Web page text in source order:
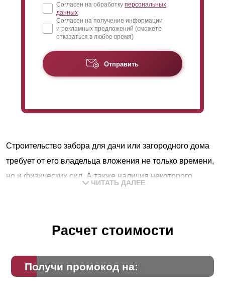
Согласен на обработку персональных
данных
Согласен на получение информации
и рекламных предложений (сможете
отказаться в любое время)
Отправить
Строительство забора для дачи или загородного дома
требует от его владельца вложения не только времени,
но и физических сил. А также наличия некоторого
которые умеют все делать своими руками,
Но не у всех людей есть такой опыт и такие знания. И
ЧИТАТЬ ДАЛЕЕ
Расчет стоимости
Получи промокод на: